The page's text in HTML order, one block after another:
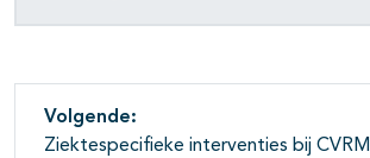
Volgende:
Ziektespecifieke interventies bij CVRM